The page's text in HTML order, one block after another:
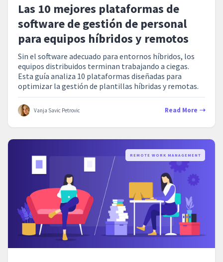
Las 10 mejores plataformas de
software de gestión de personal
para equipos híbridos y remotos
Sin el software adecuado para entornos híbridos, los
equipos distribuidos terminan trabajando a ciegas.
Esta guía analiza 10 plataformas diseñadas para
optimizar la gestión de plantillas híbridas y remotas.
Vanja Savic Petrovic Read More
REMOTE WORK MANAGEMENT